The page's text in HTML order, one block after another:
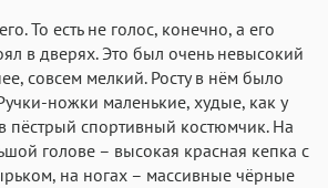
То есть не голос, конечно, а его
в дверях. Это был очень невысокий
совсем мелкий. Росту в нём было
ножки маленькие, худые, как у
пёстрый спортивный костюмчик. На
голове – высокая красная кепка c
на ногах – массивные чёрные